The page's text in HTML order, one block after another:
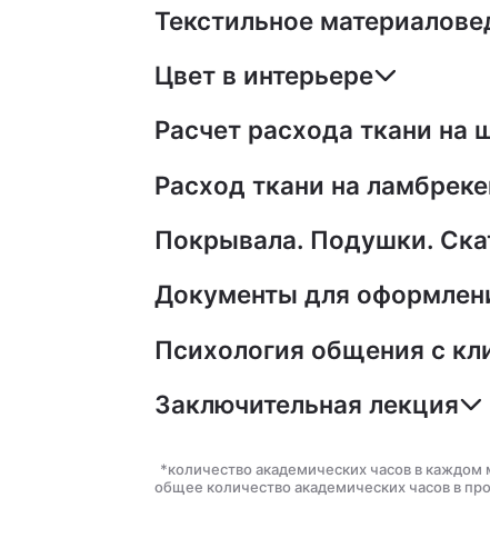
Текстильное
Цвет в интерьере
Расчет расхода ткани на
Расход ткани на
Покрывала. Подушки.
Документы для
Психология общения с
Заключительная лекция
*количество академических часов в
общее количество академических часов в